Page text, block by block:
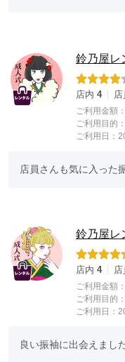
鈴乃屋レ
店内 4 店
ご利用金額：
ご利用目的：
ご利用日：
店員さんも気に入った
鈴乃屋レ
店内 4 店
ご利用金額：
ご利用目的：
ご利用日：
良い振袖に出会えまし